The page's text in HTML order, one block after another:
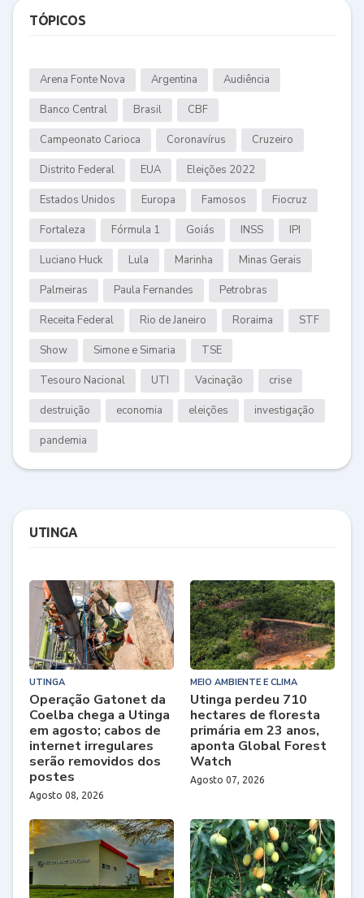
TÓPICOS
Arena Fonte Nova Argentina Audiência
Banco Central Brasil CBF
Campeonato Carioca Coronavírus Cruzeiro
Distrito Federal EUA Eleições 2022
Estados Unidos Europa Famosos Fiocruz
Fortaleza Fórmula 1 Goiás INSS IPI
Luciano Huck Lula Marinha Minas Gerais
Palmeiras Paula Fernandes Petrobras
Receita Federal Rio de Janeiro Roraima STF
Show Simone e Simaria TSE
Tesouro Nacional UTI Vacinação crise
destruição economia eleições investigação
pandemia
UTINGA
UTINGA
Operação Gatonet da
Coelba chega a Utinga
em agosto; cabos de
internet irregulares
serão removidos dos
postes
Agosto 08, 2026
MEIO AMBIENTE E CLIMA
Utinga perdeu 710
hectares de floresta
primária em 23 anos,
aponta Global Forest
Watch
Agosto 07, 2026